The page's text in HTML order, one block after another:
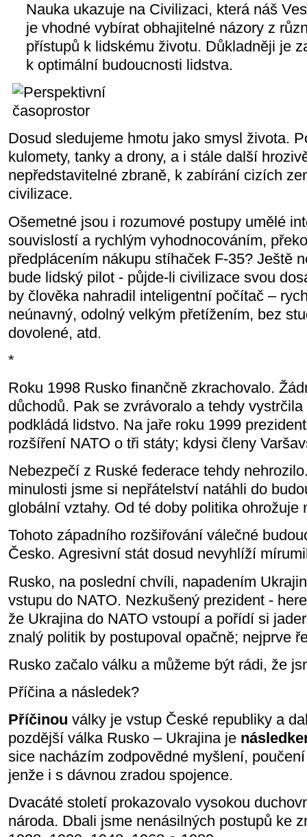
Nauka ukazuje na Civilizaci, která náš
je vhodné vybírat obhajitelné názory z
přístupů k lidskému životu. Důkladněji je
k optimální budoucnosti lidstva.
Dosud sledujeme hmotu jako smysl života.
kulomety, tanky a drony, a i stále další
nepředstavitelné zbraně, k zabírání cizích
civilizace.
Ošemetné jsou i rozumové postupy umělé
souvislostí a rychlým vyhodnocováním,
předplácením nákupu stíhaček F-35? Ještě
bude lidský pilot - půjde-li civilizace svou
by člověka nahradil inteligentní počítač –
neúnavný, odolný velkým přetížením, bez
dovolené, atd.
*
Roku 1998 Rusko finančně zkrachovalo.
důchodů. Pak se zvrávoralo a tehdy
podkládá lidstvo. Na jaře roku 1999
rozšíření NATO o tři státy; kdysi členy
Nebezpečí z Ruské federace tehdy
minulosti jsme si nepřátelství natáhli do
globální vztahy. Od té doby politika ohrožuje
Tohoto západního rozšiřování válečné
Česko. Agresivní stát dosud nevyhlíží
Rusko, na poslední chvíli, napadením
vstupu do NATO. Nezkušený prezident -
že Ukrajina do NATO vstoupí a pořídí si
znalý politik by postupoval opačně; nejprve
Rusko začalo válku a můžeme být rádi, že
Příčina a následek?
Příčinou války je vstup České republiky a
pozdější válka Rusko – Ukrajina je
sice nacházím zodpovědné myšlení,
jenže i s dávnou zradou spojence.
Dvacáté století prokazovalo vysokou
národa. Dbali jsme nenásilných postupů ke